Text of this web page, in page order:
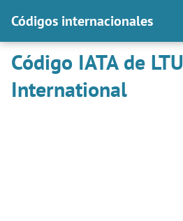
Códigos internacionales
Código IATA de LTU
International